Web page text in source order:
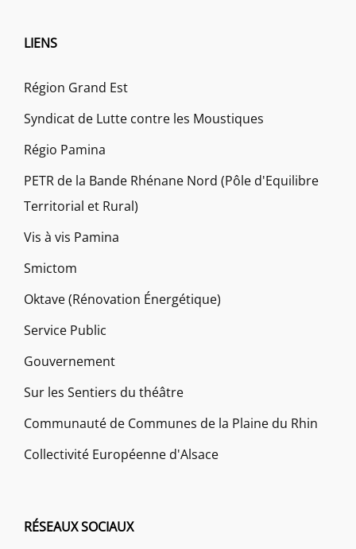
LIENS
Région Grand Est
Syndicat de Lutte contre les Moustiques
Régio Pamina
PETR de la Bande Rhénane Nord (Pôle d'Equilibre
Territorial et Rural)
Vis à vis Pamina
Smictom
Oktave (Rénovation Énergétique)
Service Public
Gouvernement
Sur les Sentiers du théâtre
Communauté de Communes de la Plaine du Rhin
Collectivité Européenne d'Alsace
RÉSEAUX SOCIAUX